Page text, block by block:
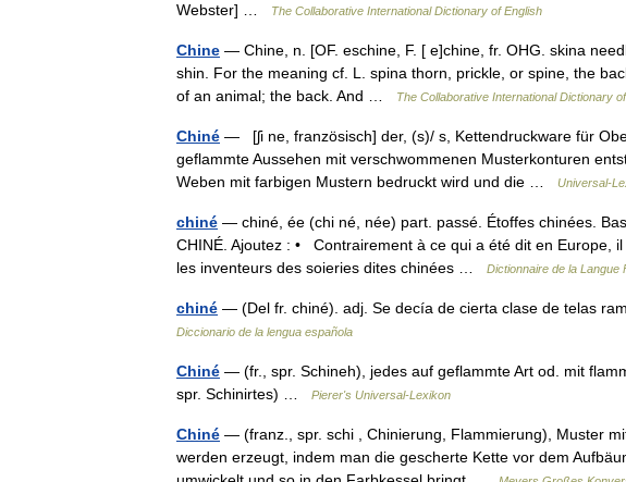
Webster] …
The Collaborative International Dictionary of English
Chine — Chine, n. [OF. eschine, F. [ e]chine, fr. OHG. skina
shin. For the meaning cf. L. spina thorn, prickle, or spine, the
of an animal; the back. And …
The Collaborative International Dictionary
Chiné — [ʃi ne, französisch] der, (s)/ s, Kettendruckware für
geflammte Aussehen mit verschwommenen Musterkonturen
Weben mit farbigen Mustern bedruckt wird und die …
Universal-
chiné — chiné, ée (chi né, née) part. passé. Étoffes chinées.
CHINÉ. Ajoutez : • Contrairement à ce qui a été dit en Europe,
les inventeurs des soieries dites chinées …
Dictionnaire de la Langue
chiné — (Del fr. chiné). adj. Se decía de cierta clase de telas
Diccionario de la lengua española
Chiné — (fr., spr. Schineh), jedes auf geflammte Art od. mit
spr. Schinirtes) …
Pierer's Universal-Lexikon
Chiné — (franz., spr. schi , Chinierung, Flammierung), Muster
werden erzeugt, indem man die gescherte Kette vor dem